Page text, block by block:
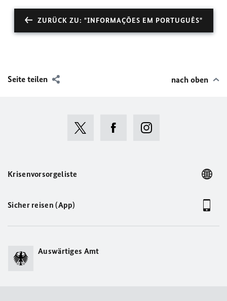
ZURÜCK ZU: "INFORMAÇÕES EM PORTUGUÊS"
Seite teilen nach oben
Krisenvorsorgeliste
Sicher reisen (App)
Auswärtiges Amt